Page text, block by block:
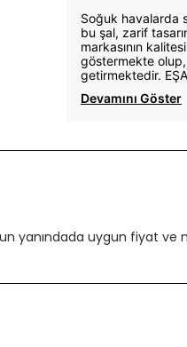
Soğuk havalarda
bu şal, zarif
markasının
göstermekte olup,
getirmektedir.
Devamını Göster
yanındada uygun fiyat